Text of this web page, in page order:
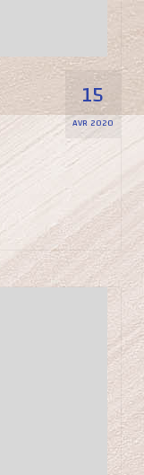
15
AVR 2020